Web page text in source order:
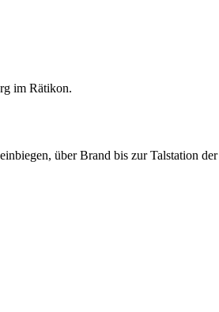
im Rätikon.
über Brand bis zur Talstation der